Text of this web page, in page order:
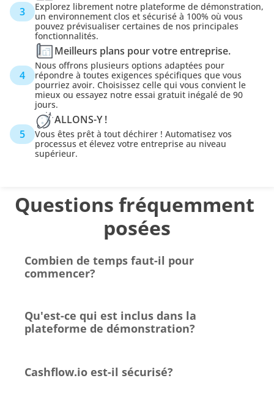
Questions fréquemment
posées
Combien de temps faut-il pour
commencer?
Qu'est-ce qui est inclus dans la
plateforme de démonstration?
Cashflow.io est-il sécurisé?
3
Explorez librement notre plateforme de démonstration,
un environnement clos et sécurisé à 100% où vous
pouvez prévisualiser certaines de nos principales
fonctionnalités.
4
Meilleurs plans pour votre entreprise.
Nous offrons plusieurs options adaptées pour
répondre à toutes exigences spécifiques que vous
pourriez avoir. Choisissez celle qui vous convient le
mieux ou essayez notre essai gratuit inégalé de 90
jours.
5
ALLONS-Y !
Vous êtes prêt à tout déchirer ! Automatisez vos
processus et élevez votre entreprise au niveau
supérieur.